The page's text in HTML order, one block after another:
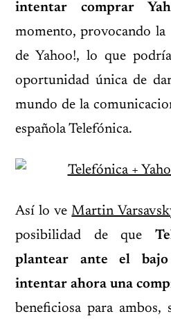
intentar comprar
momento, provocando la
de Yahoo!, lo que
oportunidad única de
mundo de la
española Telefónica.
Así lo veMartin
posibilidad de que
plantear ante el
intentar ahora una
beneficiosa para ambos,